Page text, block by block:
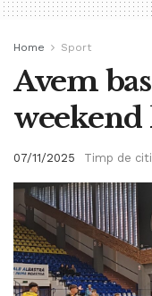
Home Sport
Avem
weekend
07/11/2025 Timp de